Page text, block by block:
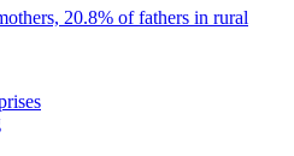
20.8% of fathers in rural